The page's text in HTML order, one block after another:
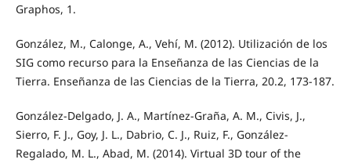
Graphos, 1.
González, M., Calonge, A., Vehí, M. (2012). Utilización de los
SIG como recurso para la Enseñanza de las Ciencias de la
Tierra. Enseñanza de las Ciencias de la Tierra, 20.2, 173-187.
González-Delgado, J. A., Martínez-Graña, A. M., Civis, J.,
Sierro, F. J., Goy, J. L., Dabrio, C. J., Ruiz, F., González-
Regalado, M. L., Abad, M. (2014). Virtual 3D tour of the